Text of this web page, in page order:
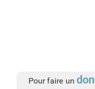
Pour faire un don